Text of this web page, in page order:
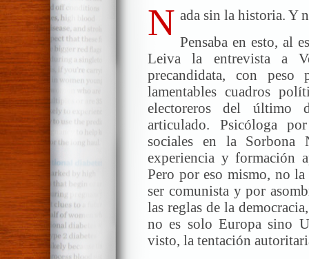
N ada sin la historia. Y
Pensaba en esto, al
Leiva la entrevista a
precandidata, con
lamentables cuadros
electoreros del último
articulado. Psicóloga
sociales en la
experiencia y formación
Pero por eso mismo, no
ser comunista y por
las reglas de la
no es solo Europa sino
visto, la tentación